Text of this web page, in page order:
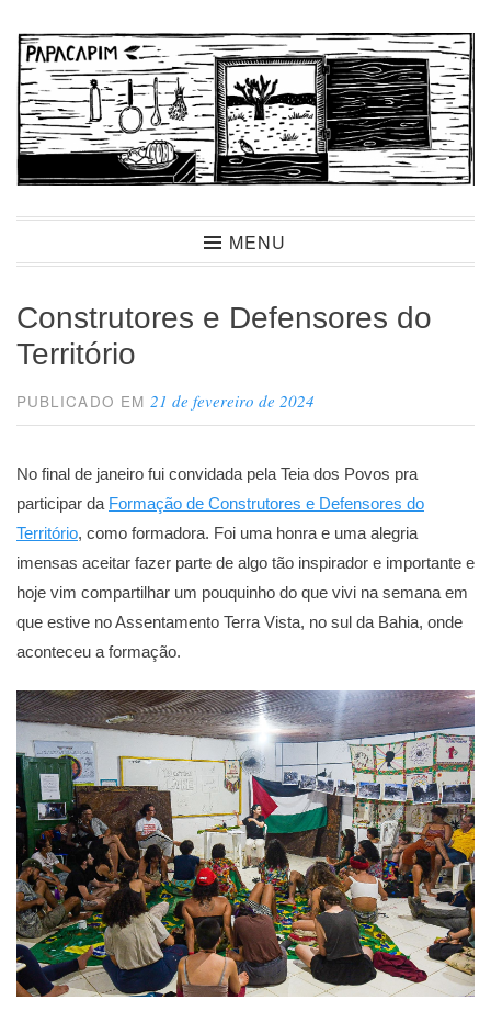
para
conteúdo
PapacapimMENU
Construtores e Defensores do
Território
PUBLICADO EM 21 de fevereiro de 2024
No final de janeiro fui convidada pela Teia dos Povos pra
participar da Formação de Construtores e Defensores do
Território, como formadora. Foi uma honra e uma alegria
imensas aceitar fazer parte de algo tão inspirador e importante e
hoje vim compartilhar um pouquinho do que vivi na semana em
que estive no Assentamento Terra Vista, no sul da Bahia, onde
aconteceu a formação.